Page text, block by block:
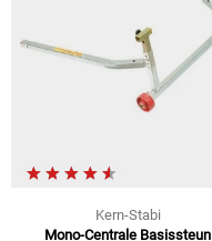
Kern-Stabi
Mono-Centrale Basissteun